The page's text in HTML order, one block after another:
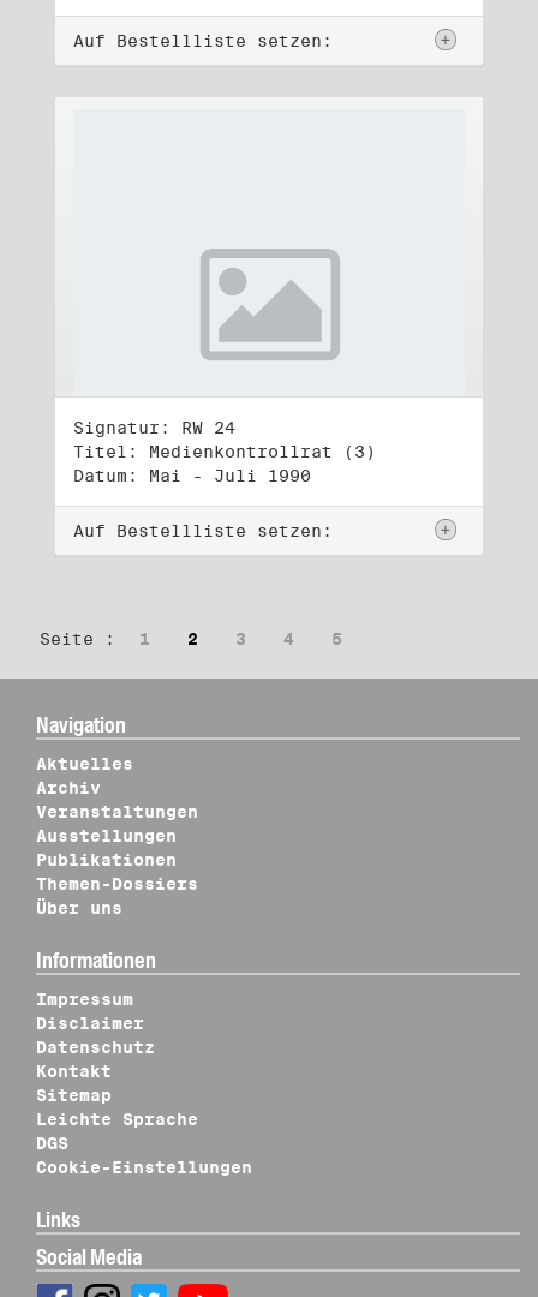
Auf Bestellliste setzen:
Signatur: RW 24
Titel: Medienkontrollrat (3)
Datum: Mai - Juli 1990
Auf Bestellliste setzen:
Seite : 1 2 3 4 5
Navigation
Aktuelles
Archiv
Veranstaltungen
Ausstellungen
Publikationen
Themen-Dossiers
Über uns
Informationen
Impressum
Disclaimer
Datenschutz
Kontakt
Sitemap
Leichte Sprache
DGS
Cookie-Einstellungen
Links
Social Media